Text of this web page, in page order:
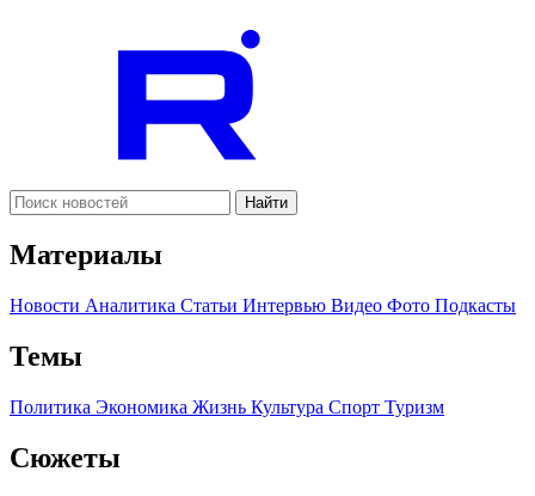
Найти
Материалы
Новости Аналитика Статьи Интервью Видео Фото Подкасты
Темы
Политика Экономика Жизнь Культура Спорт Туризм
Сюжеты